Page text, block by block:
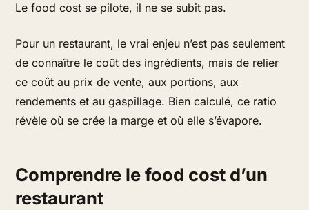
Le food cost se pilote, il ne se subit pas.
Pour un restaurant, le vrai enjeu n’est pas seulement
de connaître le coût des ingrédients, mais de relier
ce coût au prix de vente, aux portions, aux
rendements et au gaspillage. Bien calculé, ce ratio
révèle où se crée la marge et où elle s’évapore.
Comprendre le food cost d’un
restaurant